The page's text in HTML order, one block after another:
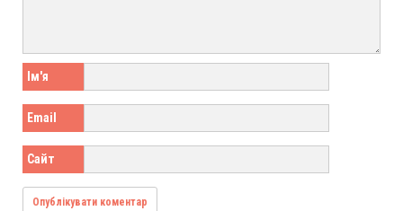
Ім'я
Email
Сайт